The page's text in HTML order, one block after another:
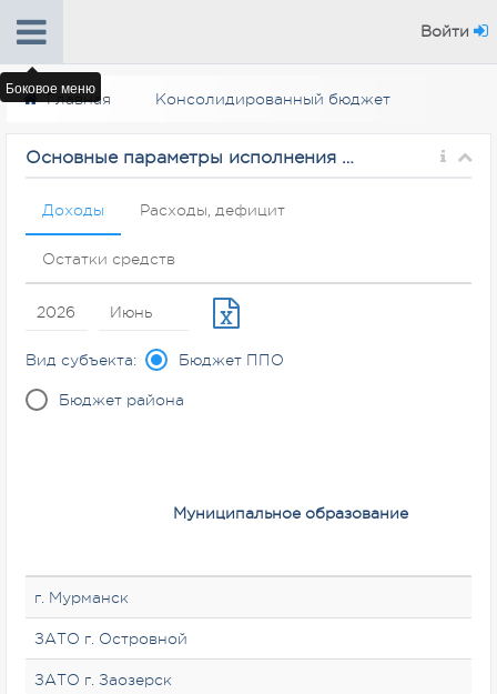
Войти
Главная Консолидированный бюджет
Основные параметры исполнения консолидированного бюджета
Доходы Расходы, дефицит
Остатки средств
Вид субъекта: Бюджет ППО
Бюджет района
Муниципальное образование
г. Мурманск
ЗАТО г. Островной
ЗАТО г. Заозерск
Боковое меню